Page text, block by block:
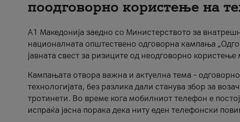
поодговорно користење на
A1 Македонија заедно со Министерството за
националната општествено одговорна кампања
јавната свест за ризиците од неодговорно
Кампањата отвора важна и актуелна тема –
технологијата, без разлика дали станува збор за
тротинети. Во време кога мобилниот телефон е
испраќа јасна порака дека ниту еден телефонски